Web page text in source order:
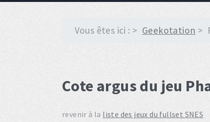
Vous êtes ici : Geekotation
Cote argus du jeu
revenir à la liste des jeux du fullset SNES